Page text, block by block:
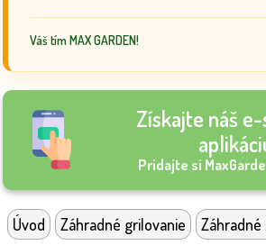
Váš tím MAX GARDEN!
Získajte náš
Pridajte si
Úvod Záhradné grilovanie Záhradné